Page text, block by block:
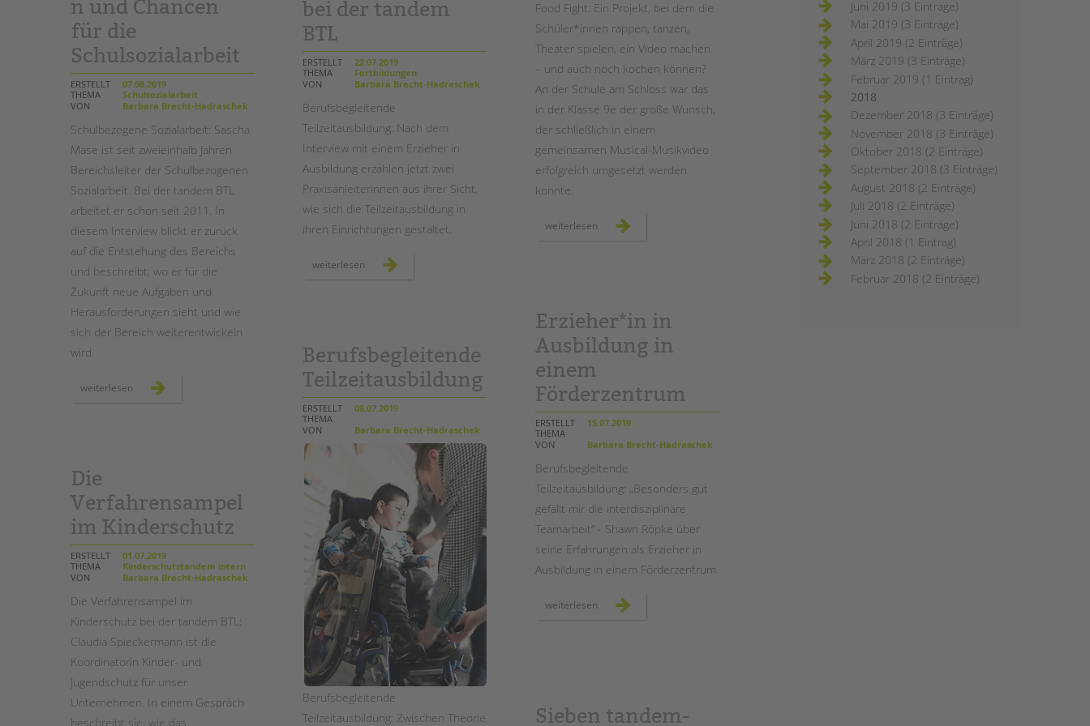
Food Fight: Ein Projekt, bei dem die
Schüler*innen rappen, tanzen,
Theater spielen, ein Video machen
– und auch noch kochen können?
An der Schule am Schloss war das
in der Klasse 9e der große Wunsch,
der schließlich in einem
gemeinsamen Musical-Musikvideo
erfolgreich umgesetzt werden
konnte.
weiterlesen „food
schule
am
schloss
n und Chancen
für die
Schulsozialarbeit
ERSTELLT
07.08.2019
THEMA
Schulsozialarbeit
VON
Barbara Brecht-Hadraschek
Schulbezogene Sozialarbeit: Sascha
Mase ist seit zweieinhalb Jahren
Bereichsleiter der Schulbezogenen
Sozialarbeit. Bei der tandem BTL
arbeitet er schon seit 2011. In
diesem Interview blickt er zurück
auf die Entstehung des Bereichs
und beschreibt, wo er für die
Zukunft neue Aufgaben und
Herausforderungen sieht und wie
sich der Bereich weiterentwickeln
wird.
weiterlesen herausforderungen
bei der tandem
BTL
ERSTELLT
22.07.2019
THEMA
Fortbildungen
VON
Barbara Brecht-Hadraschek
Berufsbegleitende
Teilzeitausbildung: Nach dem
Interview mit einem Erzieher in
Ausbildung erzählen jetzt zwei
Praxisanleiterinnen aus ihrer Sicht,
wie sich die Teilzeitausbildung in
ihren Einrichtungen gestaltet.
weiterlesen praxisanleiter*in
Erzieher*in in
Ausbildung in
einem
Förderzentrum
ERSTELLT
15.07.2019
THEMA
VON
Barbara Brecht-Hadraschek
Berufsbegleitende
Teilzeitausbildung: „Besonders gut
gefällt mir die interdisziplinäre
Teamarbeit“ - Shawn Röpke über
seine Erfahrungen als Erzieher in
Ausbildung in einem Förderzentrum.
weiterlesen erzieher*in
Berufsbegleitende
Teilzeitausbildung
ERSTELLT
08.07.2019
THEMA
VON
Barbara Brecht-Hadraschek
Berufsbegleitende
Teilzeitausbildung: Zwischen Theorie
Die
Verfahrensampel
im Kinderschutz
ERSTELLT
01.07.2019
THEMA
Kinderschutztandem intern
VON
Barbara Brecht-Hadraschek
Die Verfahrensampel im
Kinderschutz bei der tandem BTL:
Claudia Spieckermann ist die
Koordinatorin Kinder- und
Jugendschutz für unser
Unternehmen. In einem Gespräch
beschreibt sie, wie das
Sieben tandem-
Juni 2019 (3 Einträge)
Mai 2019 (3 Einträge)
April 2019 (2 Einträge)
März 2019 (3 Einträge)
Februar 2019 (1 Eintrag)
2018
Dezember 2018 (3 Einträge)
November 2018 (3 Einträge)
Oktober 2018 (2 Einträge)
September 2018 (3 Einträge)
August 2018 (2 Einträge)
Juli 2018 (2 Einträge)
Juni 2018 (2 Einträge)
April 2018 (1 Eintrag)
März 2018 (2 Einträge)
Februar 2018 (2 Einträge)